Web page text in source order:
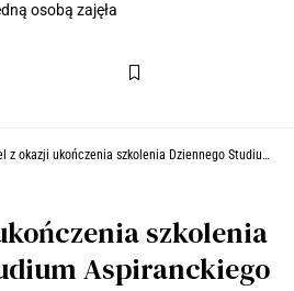
osobą zajęła
okazji ukończenia szkolenia Dziennego Studium Aspiranckiego [ZDJĘCIA]
szkolenia
Aspiranckiego